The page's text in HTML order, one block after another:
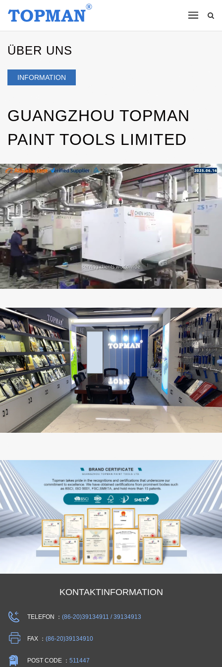
ÜBER UNS
INFORMATION
GUANGZHOU TOPMAN
PAINT TOOLS LIMITED
KONTAKTINFORMATION
TELEFON ： (86-20)39134911 / 39134913
FAX ： (86-20)39134910
POST CODE ： 511447